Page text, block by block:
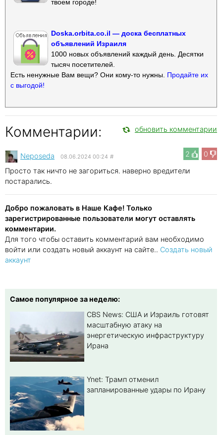
твоем городе!
Doska.orbita.co.il — доска бесплатных
объявлений Израиля
1000 новых объявлений каждый день. Десятки
тысяч посетителей.
Есть ненужные Вам вещи? Они кому-то нужны. Продайте их
с выгодой!
Комментарии: обновить комментарии
2 0
Neposeda 08.06.2024 00:24 #
Просто так ничто не загориться. наверно вредители
постарались.
Добро пожаловать в Наше Кафе! Только
зарегистрированные пользователи могут оставлять
комментарии.
Для того чтобы оставить комментарий вам необходимо
войти или создать новый аккаунт на сайте.. Создать новый
аккаунт
Самое популярное за неделю:
CBS News: США и Израиль готовят
масштабную атаку на
энергетическую инфраструктуру
Ирана
Ynet: Трамп отменил
запланированные удары по Ирану